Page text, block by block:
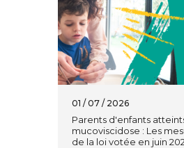
01 / 07 / 2026
Parents d'enfants
mucoviscidose : Les
de la loi votée en juin